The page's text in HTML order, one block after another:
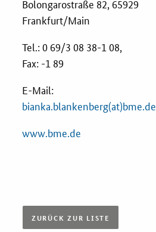
Bolongarostraße 82, 65929
Frankfurt/Main
Tel.: 0 69/3 08 38-1 08,
Fax: -1 89
E-Mail:
bianka.blankenberg(at)bme.de
www.bme.de
ZURÜCK ZUR LISTE